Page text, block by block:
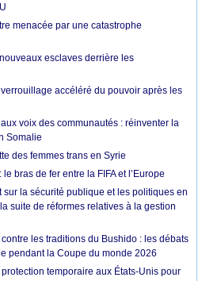
menacée par une catastrophe
esclaves derrière les
accéléré du pouvoir après les
voix des communautés : réinventer la
Somalie
des femmes trans en Syrie
bras de fer entre la FIFA et l’Europe
sur la sécurité publique et les politiques en
suite de réformes relatives à la gestion
les traditions du Bushido : les débats
pendant la Coupe du monde 2026
temporaire aux États-Unis pour